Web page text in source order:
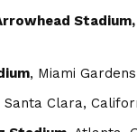
Stadium,
, Miami
Santa Clara,